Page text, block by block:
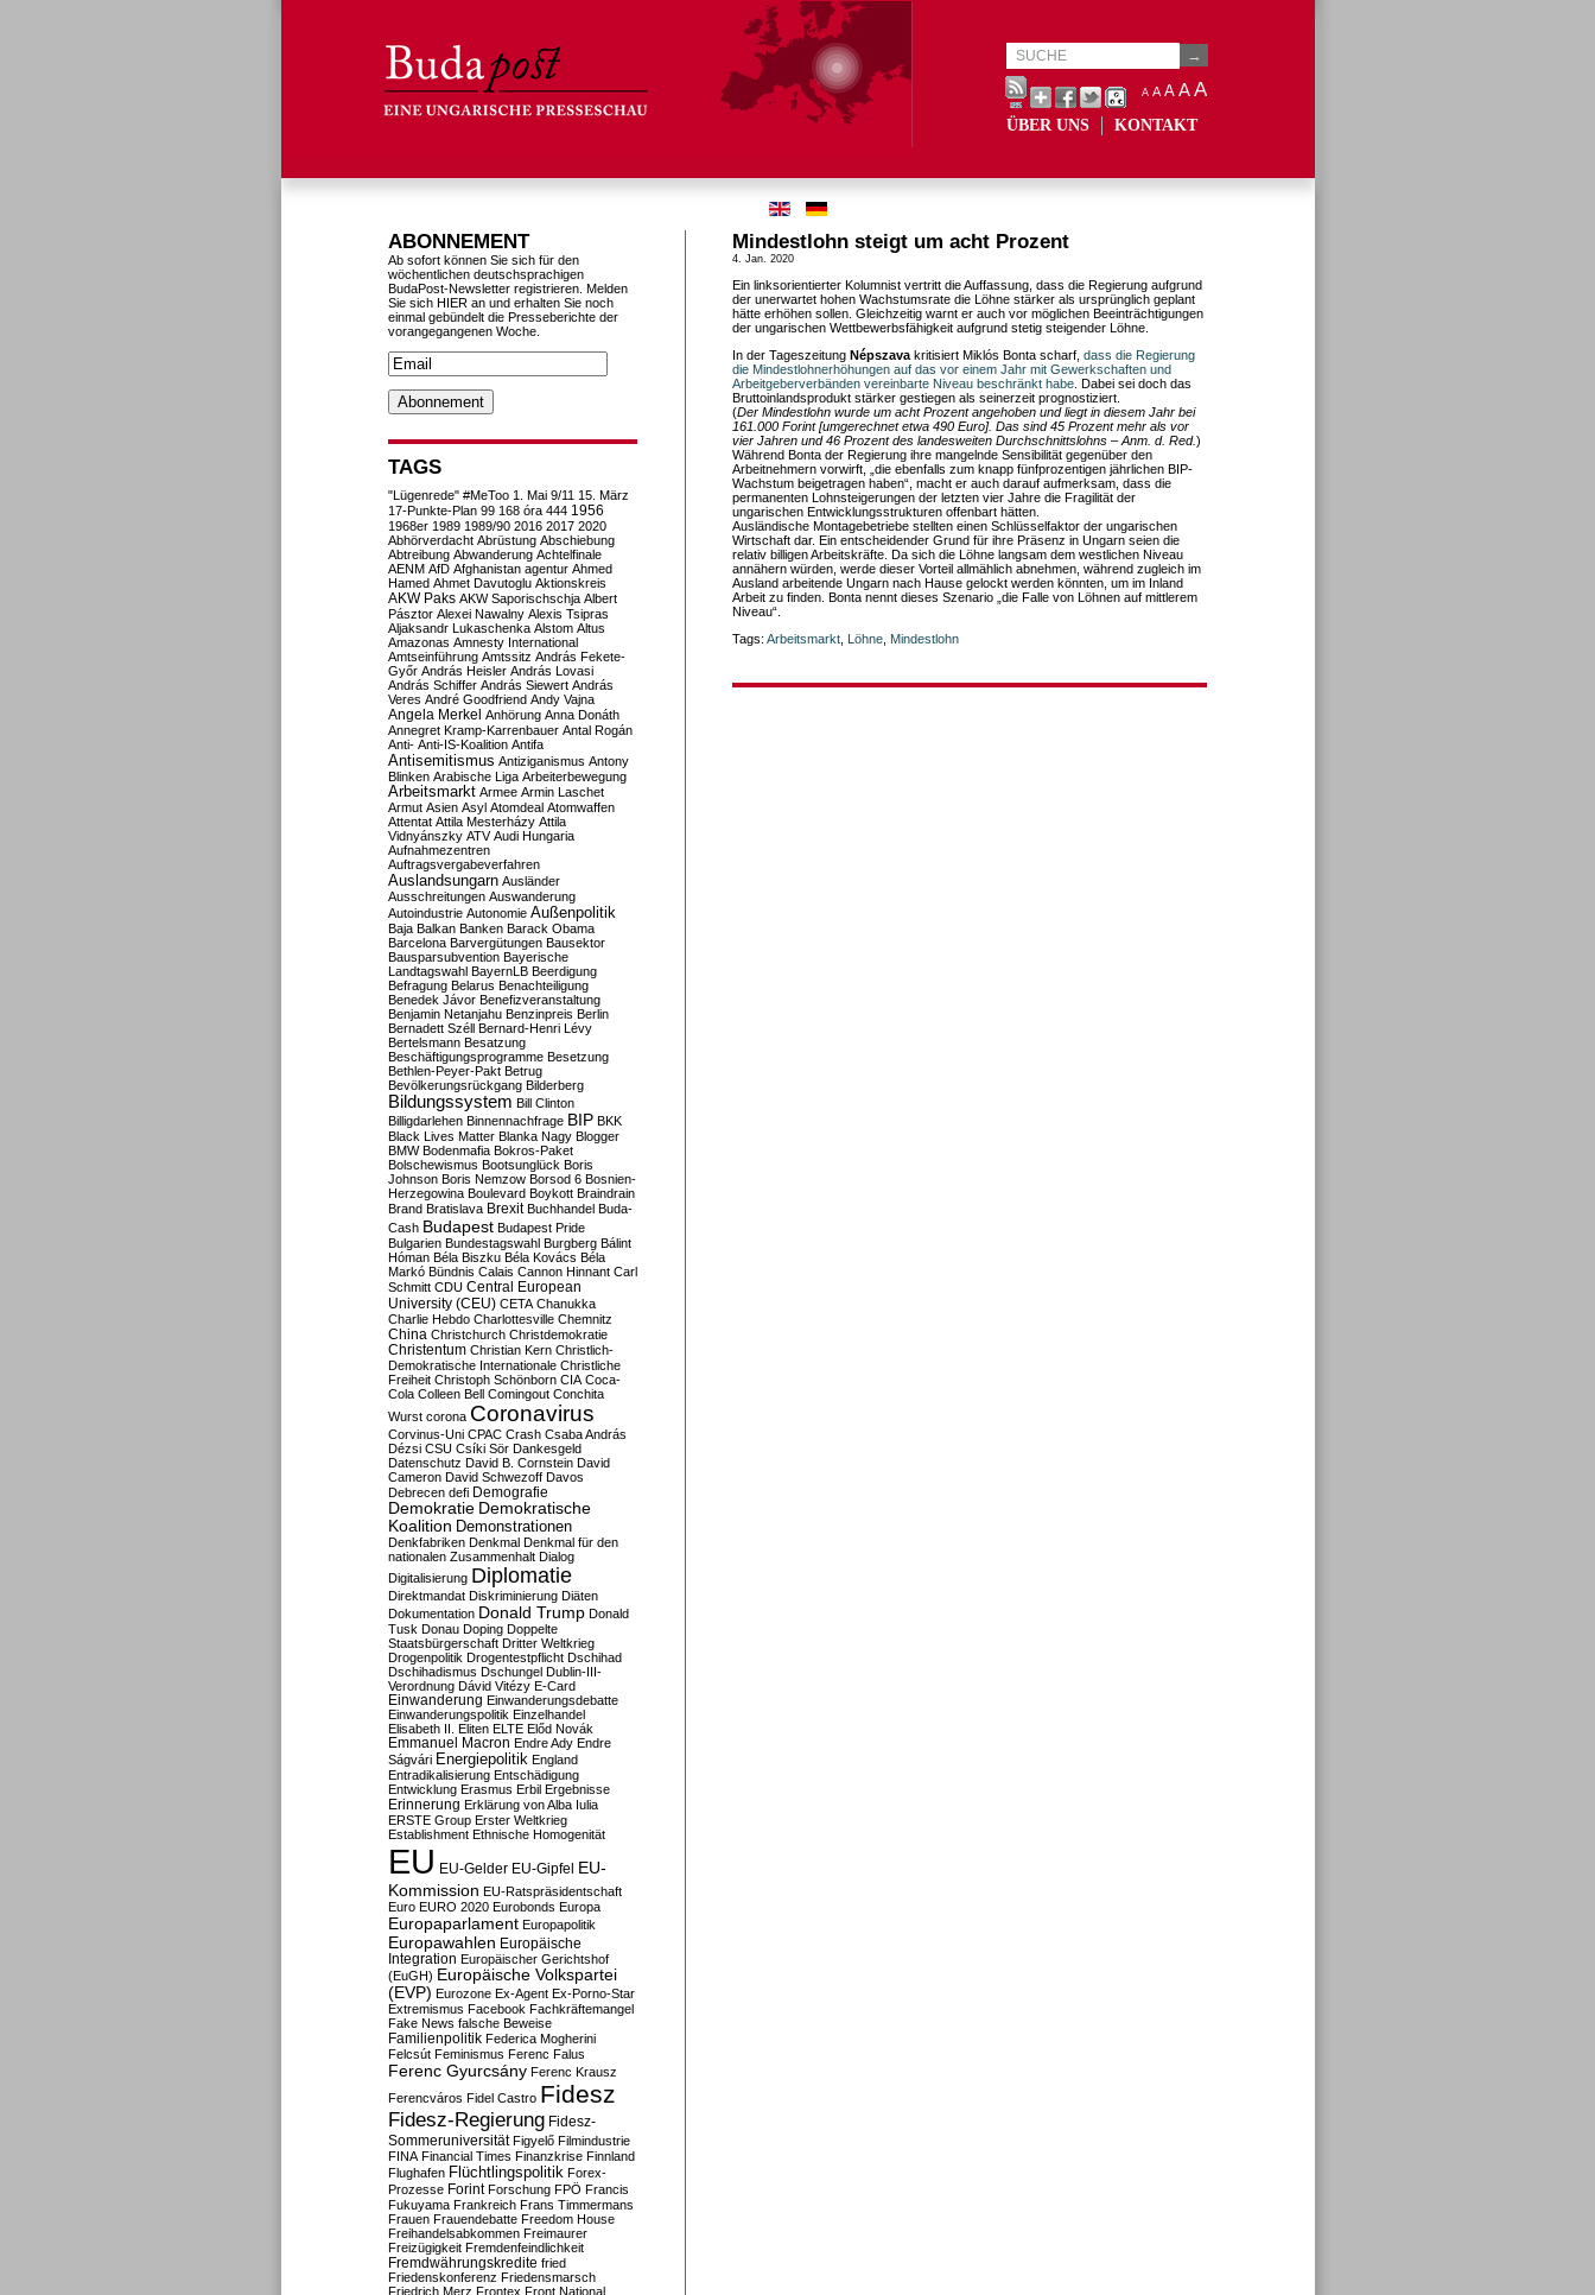
A A A AA
ÜBER UNS KONTAKT
Mindestlohn steigt um acht Prozent
4. Jan. 2020
Ein linksorientierter Kolumnist vertritt die Auffassung, dass die Regierung aufgrund
der unerwartet hohen Wachstumsrate die Löhne stärker als ursprünglich geplant
hätte erhöhen sollen. Gleichzeitig warnt er auch vor möglichen Beeinträchtigungen
der ungarischen Wettbewerbsfähigkeit aufgrund stetig steigender Löhne.
In der Tageszeitung Népszava kritisiert Miklós Bonta scharf, dass die Regierung
die Mindestlohnerhöhungen auf das vor einem Jahr mit Gewerkschaften und
Arbeitgeberverbänden vereinbarte Niveau beschränkt habe . Dabei sei doch das
Bruttoinlandsprodukt stärker gestiegen als seinerzeit prognostiziert.
(Der Mindestlohn wurde um acht Prozent angehoben und liegt in diesem Jahr bei
161.000 Forint [umgerechnet etwa 490 Euro]. Das sind 45 Prozent mehr als vor
vier Jahren und 46 Prozent des landesweiten Durchschnittslohns – Anm. d. Red.)
Während Bonta der Regierung ihre mangelnde Sensibilität gegenüber den
Arbeitnehmern vorwirft, „die ebenfalls zum knapp fünfprozentigen jährlichen BIP-
Wachstum beigetragen haben“, macht er auch darauf aufmerksam, dass die
permanenten Lohnsteigerungen der letzten vier Jahre die Fragilität der
ungarischen Entwicklungsstrukturen offenbart hätten.
Ausländische Montagebetriebe stellten einen Schlüsselfaktor der ungarischen
Wirtschaft dar. Ein entscheidender Grund für ihre Präsenz in Ungarn seien die
relativ billigen Arbeitskräfte. Da sich die Löhne langsam dem westlichen Niveau
annähern würden, werde dieser Vorteil allmählich abnehmen, während zugleich im
Ausland arbeitende Ungarn nach Hause gelockt werden könnten, um im Inland
Arbeit zu finden. Bonta nennt dieses Szenario „die Falle von Löhnen auf mittlerem
Niveau“.
Tags: Arbeitsmarkt Löhne Mindestlohn
ABONNEMENT
Ab sofort können Sie sich für den
wöchentlichen deutschsprachigen
BudaPost-Newsletter registrieren. Melden
Sie sich HIER an und erhalten Sie noch
einmal gebündelt die Presseberichte der
vorangegangenen Woche.
TAGS
"Lügenrede" #MeToo 1. Mai 9/11 15. März
17-Punkte-Plan 99 168 óra 444 1956
1968er 1989 1989/90 2016 2017 2020
Abhörverdacht Abrüstung Abschiebung
Abtreibung Abwanderung Achtelfinale
AENM AfD Afghanistan agentur Ahmed
Hamed Ahmet Davutoglu Aktionskreis
AKW Paks AKW Saporischschja Albert
Pásztor Alexei Nawalny Alexis Tsipras
Aljaksandr Lukaschenka Alstom Altus
Amazonas Amnesty International
Amtseinführung Amtssitz András Fekete-
Győr András Heisler András Lovasi
András Schiffer András Siewert András
Veres André Goodfriend Andy Vajna
Angela Merkel Anhörung Anna Donáth
Annegret Kramp-Karrenbauer Antal Rogán
Anti- Anti-IS-Koalition Antifa
Antisemitismus Antiziganismus Antony
Blinken Arabische Liga Arbeiterbewegung
Arbeitsmarkt Armee Armin Laschet
Armut Asien Asyl Atomdeal Atomwaffen
Attentat Attila Mesterházy Attila
Vidnyánszky ATV Audi Hungaria
Aufnahmezentren
Auftragsvergabeverfahren
Auslandsungarn Ausländer
Ausschreitungen Auswanderung
Autoindustrie Autonomie Außenpolitik
Baja Balkan Banken Barack Obama
Barcelona Barvergütungen Bausektor
Bausparsubvention Bayerische
Landtagswahl BayernLB Beerdigung
Befragung Belarus Benachteiligung
Benedek Jávor Benefizveranstaltung
Benjamin Netanjahu Benzinpreis Berlin
Bernadett Széll Bernard-Henri Lévy
Bertelsmann Besatzung
Beschäftigungsprogramme Besetzung
Bethlen-Peyer-Pakt Betrug
Bevölkerungsrückgang Bilderberg
Bildungssystem Bill Clinton
Billigdarlehen Binnennachfrage BIP BKK
Black Lives Matter Blanka Nagy Blogger
BMW Bodenmafia Bokros-Paket
Bolschewismus Bootsunglück Boris
Johnson Boris Nemzow Borsod 6 Bosnien-
Herzegowina Boulevard Boykott Braindrain
Brand Bratislava Brexit Buchhandel Buda-
Cash Budapest Budapest Pride
Bulgarien Bundestagswahl Burgberg Bálint
Hóman Béla Biszku Béla Kovács Béla
Markó Bündnis Calais Cannon Hinnant Carl
Schmitt CDU Central European
University (CEU) CETA Chanukka
Charlie Hebdo Charlottesville Chemnitz
China Christchurch Christdemokratie
Christentum Christian Kern Christlich-
Demokratische Internationale Christliche
Freiheit Christoph Schönborn CIA Coca-
Cola Colleen Bell Comingout Conchita
Wurst corona Coronavirus
Corvinus-Uni CPAC Crash Csaba András
Dézsi CSU Csíki Sör Dankesgeld
Datenschutz David B. Cornstein David
Cameron David Schwezoff Davos
Debrecen defi Demografie
Demokratie Demokratische
Koalition Demonstrationen
Denkfabriken Denkmal Denkmal für den
nationalen Zusammenhalt Dialog
Digitalisierung Diplomatie
Direktmandat Diskriminierung Diäten
Dokumentation Donald Trump Donald
Tusk Donau Doping Doppelte
Staatsbürgerschaft Dritter Weltkrieg
Drogenpolitik Drogentestpflicht Dschihad
Dschihadismus Dschungel Dublin-III-
Verordnung Dávid Vitézy E-Card
Einwanderung Einwanderungsdebatte
Einwanderungspolitik Einzelhandel
Elisabeth II. Eliten ELTE Előd Novák
Emmanuel Macron Endre Ady Endre
Ságvári Energiepolitik England
Entradikalisierung Entschädigung
Entwicklung Erasmus Erbil Ergebnisse
Erinnerung Erklärung von Alba Iulia
ERSTE Group Erster Weltkrieg
Establishment Ethnische Homogenität
EU EU-Gelder EU-Gipfel EU-
Kommission EU-Ratspräsidentschaft
Euro EURO 2020 Eurobonds Europa
Europaparlament Europapolitik
Europawahlen Europäische
Integration Europäischer Gerichtshof
(EuGH) Europäische Volkspartei
(EVP) Eurozone Ex-Agent Ex-Porno-Star
Extremismus Facebook Fachkräftemangel
Fake News falsche Beweise
Familienpolitik Federica Mogherini
Felcsút Feminismus Ferenc Falus
Ferenc Gyurcsány Ferenc Krausz
Ferencváros Fidel Castro Fidesz
Fidesz-Regierung Fidesz-
Sommeruniversität Figyelő Filmindustrie
FINA Financial Times Finanzkrise Finnland
Flughafen Flüchtlingspolitik Forex-
Prozesse Forint Forschung FPÖ Francis
Fukuyama Frankreich Frans Timmermans
Frauen Frauendebatte Freedom House
Freihandelsabkommen Freimaurer
Freizügigkeit Fremdenfeindlichkeit
Fremdwährungskredite fried
Friedenskonferenz Friedensmarsch
Friedrich Merz Frontex Front National